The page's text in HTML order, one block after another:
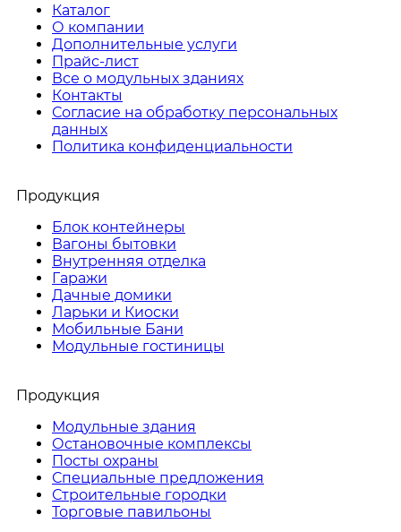
Каталог
О компании
Дополнительные услуги
Прайс-лист
Все о модульных зданиях
Контакты
Согласие на обработку персональных
данных
Политика конфиденциальности
Продукция
Блок контейнеры
Вагоны бытовки
Внутренняя отделка
Гаражи
Дачные домики
Ларьки и Киоски
Мобильные Бани
Модульные гостиницы
Продукция
Модульные здания
Остановочные комплексы
Посты охраны
Специальные предложения
Строительные городки
Торговые павильоны